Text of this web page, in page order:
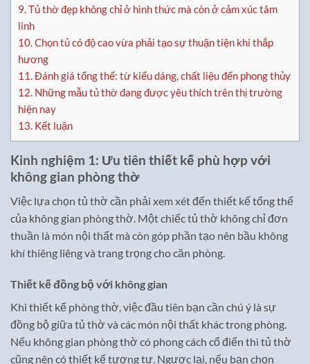
9.Tủ thờ đẹp không chỉ ở hình thức mà còn ở cảm xúc tâm
linh
10.Chọn tủ có độ cao vừa phải tạo sự thuận tiện khi thắp
hương
11.Đánh giá tổng thể: từ kiểu dáng, chất liệu đến phong thủy
12. Những mẫu tủ thờ đang được yêu thích trên thị trường
hiện nay
13. Kết luận
Kinh nghiệm 1: Ưu tiên thiết kế phù hợp với
không gian phòng thờ
Việc lựa chọn tủ thờ cần phải xem xét đến thiết kế tổng thể
của không gian phòng thờ. Một chiếc tủ thờ không chỉ đơn
thuần là món nội thất mà còn góp phần tạo nên bầu không
khí thiêng liêng và trang trọng cho căn phòng.
Thiết kế đồng bộ với không gian
Khi thiết kế phòng thờ, việc đầu tiên bạn cần chú ý là sự
đồng bộ giữa tủ thờ và các món nội thất khác trong phòng.
Nếu không gian phòng thờ có phong cách cổ điển thì tủ thờ
cũng nên có thiết kế tương tự. Ngược lại, nếu bạn chọn